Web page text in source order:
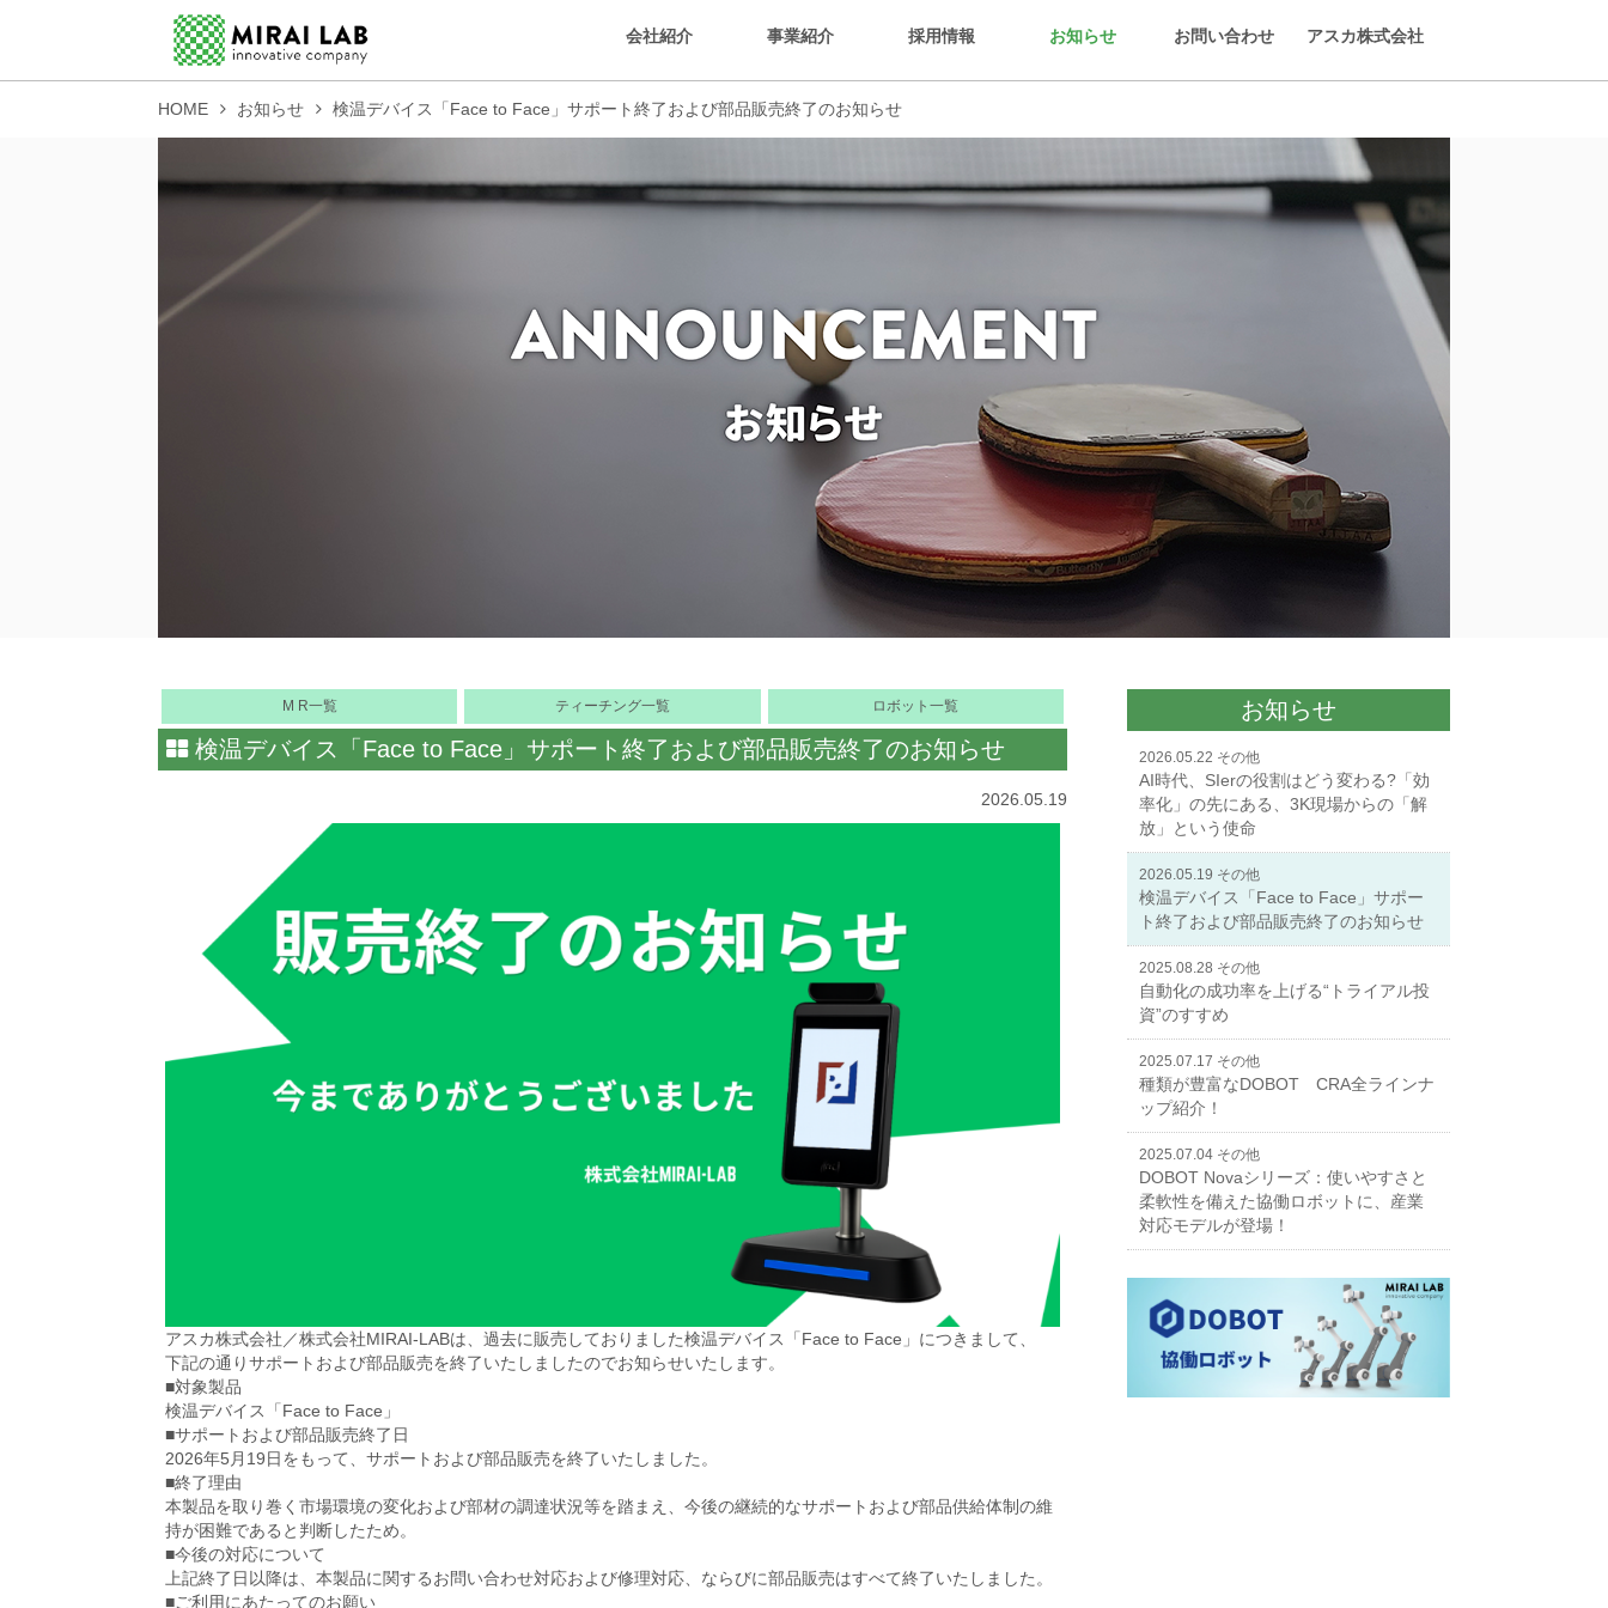
会社紹介 事業紹介 採用情報 お知らせ お問い合わせ アスカ株式会社
HOME お知らせ 検温デバイス「Face to Face」サポート終了および部品販売終了のお知らせ
M R一覧 ティーチング一覧 ロボット一覧
検温デバイス「Face to Face」サポート終了および部品販売終了のお知らせ
2026.05.19
アスカ株式会社／株式会社MIRAI-LABは、過去に販売しておりました検温デバイス「Face to Face」につきまして、
下記の通りサポートおよび部品販売を終了いたしましたのでお知らせいたします。
■対象製品
検温デバイス「Face to Face」
■サポートおよび部品販売終了日
2026年5月19日をもって、サポートおよび部品販売を終了いたしました。
■終了理由
本製品を取り巻く市場環境の変化および部材の調達状況等を踏まえ、今後の継続的なサポートおよび部品供給体制の維
持が困難であると判断したため。
■今後の対応について
上記終了日以降は、本製品に関するお問い合わせ対応および修理対応、ならびに部品販売はすべて終了いたしました。
■ご利用にあたってのお願い
お知らせ
2026.05.22 その他
AI時代、SIerの役割はどう変わる?「効
率化」の先にある、3K現場からの「解
放」という使命
2026.05.19 その他
検温デバイス「Face to Face」サポー
ト終了および部品販売終了のお知らせ
2025.08.28 その他
自動化の成功率を上げる“トライアル投
資”のすすめ
2025.07.17 その他
種類が豊富なDOBOT CRA全ラインナ
ップ紹介！
2025.07.04 その他
DOBOT Novaシリーズ：使いやすさと
柔軟性を備えた協働ロボットに、産業
対応モデルが登場！